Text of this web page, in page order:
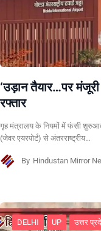
‘उड़ान तैयार…पर मंजूरी
रफ्तार
गृह मंत्रालय के नियमों में फंसी शुरुआत
(जेवर एयरपोर्ट) से अंतरराष्ट्रीय…
By Hindustan Mirror
DELHI UP उत्तर